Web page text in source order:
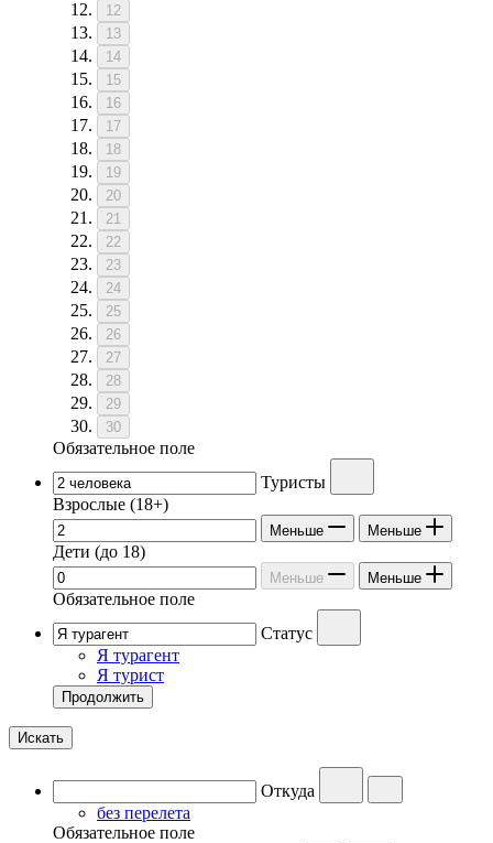
12
13
14
15
16
17
18
19
20
21
22
23
24
25
26
27
28
29
30
Обязательное поле
Туристы
Взрослые (18+)
Меньше Меньше
Дети (до 18)
Меньше Меньше
Обязательное поле
Статус
Я турагент
Я турист
Продолжить
Искать
Откуда
без перелета
Обязательное поле